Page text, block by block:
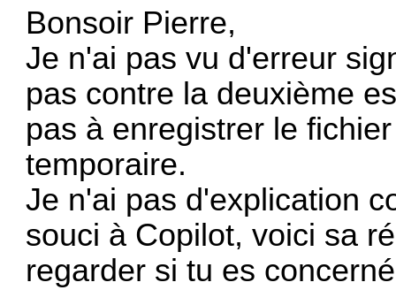
Bonsoir Pierre,
Je n'ai pas vu d'erreur
pas contre la deuxième
pas à enregistrer le
temporaire.
Je n'ai pas d'explication
souci à Copilot, voici sa
regarder si tu es